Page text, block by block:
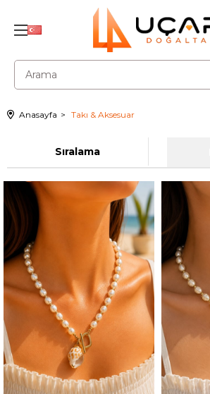
Anasayfa Takı & Aksesuar
Sıralama